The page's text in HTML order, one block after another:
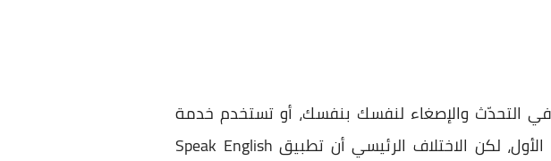
في التحدّث والإصغاء لنفسك بنفسك، أو تستخدم خدمة
لمعرفة ذلك، هذا التطبيق يشبه معظم الميزات القادمة مع التطبيق الأول، لكن الاختلاف الرئيسي أن تطبيق Speak English